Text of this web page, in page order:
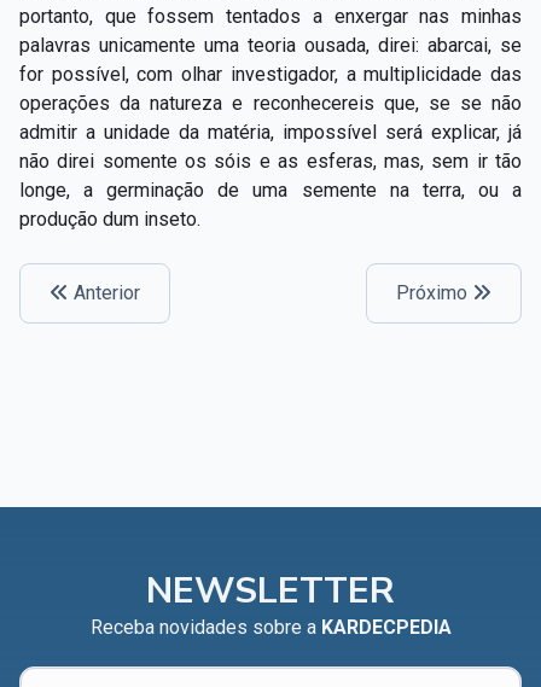
portanto, que fossem tentados a enxergar nas minhas
palavras unicamente uma teoria ousada, direi: abarcai, se
for possível, com olhar investigador, a multiplicidade das
operações da natureza e reconhecereis que, se se não
admitir a unidade da matéria, impossível será explicar, já
não direi somente os sóis e as esferas, mas, sem ir tão
longe, a germinação de uma semente na terra, ou a
produção dum inseto.
Anterior Próximo
NEWSLETTER
Receba novidades sobre a KARDECPEDIA